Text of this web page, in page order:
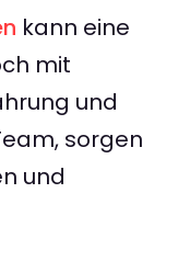
kann eine
mit
und
sorgen
und